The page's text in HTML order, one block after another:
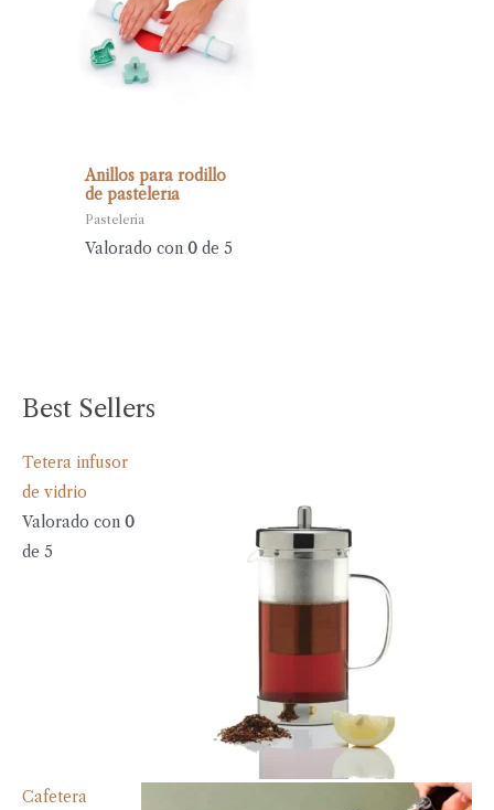
Anillos para rodillo
de pastelería
Pastelería
Valorado con0 de 5
Best Sellers
Tetera infusor
de vidrio
Valorado con 0
de 5
Cafetera